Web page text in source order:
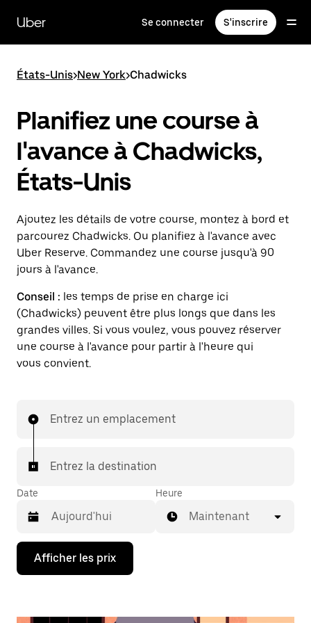
contenu
principal
Uber Se connecter S'inscrire
États-Unis>New York>Chadwicks
Planifiez une course à
l'avance à Chadwicks,
États-Unis
Ajoutez les détails de votre course, montez à bord et
parcourez Chadwicks. Ou planifiez à l'avance avec
Uber Reserve. Commandez une course jusqu'à 90
jours à l'avance.
Conseil : les temps de prise en charge ici
(Chadwicks) peuvent être plus longs que dans les
grandes villes. Si vous voulez, vous pouvez réserver
une course à l'avance pour partir à l'heure qui
vous convient.
Entrez un emplacement
Entrez la destination
Date
Appuyez
la
Heure
Maintenant
Afficher les prix